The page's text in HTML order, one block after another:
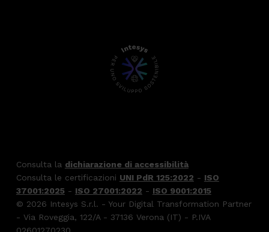
Consulta la dichiarazione di accessibilità
Consulta le certificazioni UNI PdR 125:2022 - ISO
37001:2025 - ISO 27001:2022 - ISO 9001:2015
© 2026 Intesys S.r.l. - Your Digital Transformation Partner
- Via Roveggia, 122/A - 37136 Verona (IT) - P.IVA